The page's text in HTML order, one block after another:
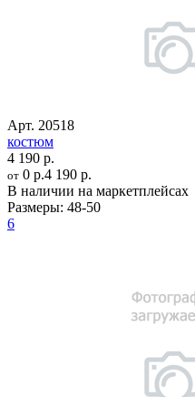
Арт. 20518
костюм
4 190 р.
от 0 р.4 190 р.
В наличии на маркетплейсах
Размеры: 48-50
6